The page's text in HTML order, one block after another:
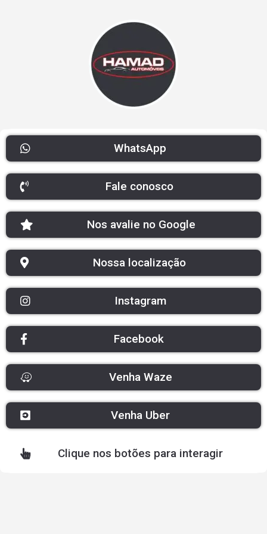
WhatsApp
Fale conosco
Nos avalie no Google
Nossa localização
Instagram
Facebook
Venha Waze
Venha Uber
Clique nos botões para interagir